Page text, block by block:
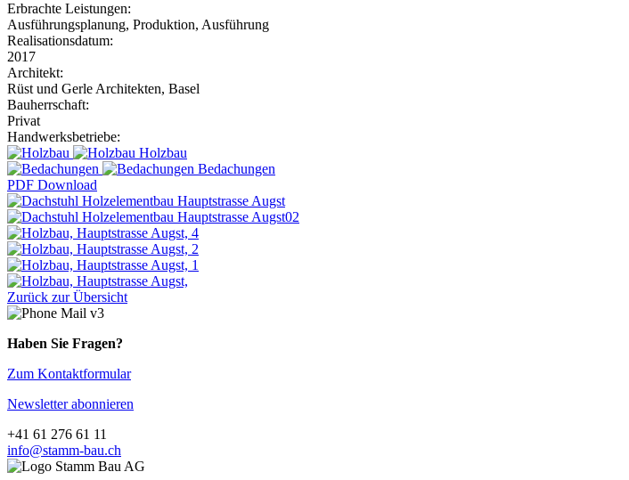
Erbrachte Leistungen:
Ausführungsplanung, Produktion, Ausführung
Realisationsdatum:
2017
Architekt:
Rüst und Gerle Architekten, Basel
Bauherrschaft:
Privat
Handwerksbetriebe:
Holzbau
Bedachungen
PDF Download
Zurück zur Übersicht
Haben Sie Fragen?
Zum Kontaktformular
Newsletter abonnieren
+41 61 276 61 11
info@stamm-bau.ch